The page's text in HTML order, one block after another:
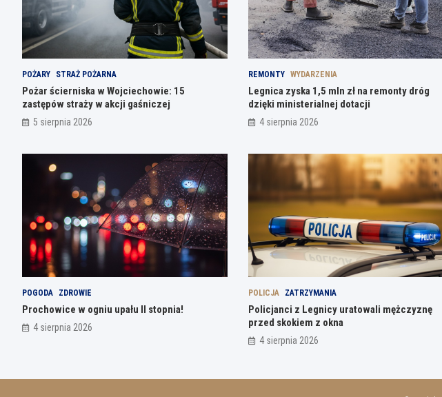
POŻARY STRAŻ POŻARNA
Pożar ścierniska w Wojciechowie: 15
zastępów straży w akcji gaśniczej
5 sierpnia 2026
REMONTY WYDARZENIA
Legnica zyska 1,5 mln zł na remonty dróg
dzięki ministerialnej dotacji
4 sierpnia 2026
POGODA ZDROWIE
Prochowice w ogniu upału II stopnia!
4 sierpnia 2026
POLICJA ZATRZYMANIA
Policjanci z Legnicy uratowali mężczyznę
przed skokiem z okna
4 sierpnia 2026